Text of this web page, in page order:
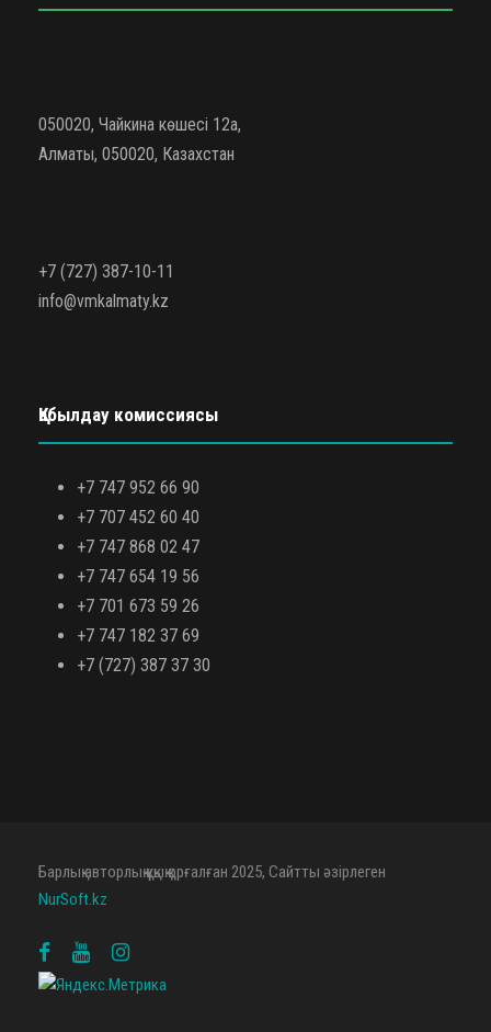
050020, Чайкина көшесі 12а,
Алматы, 050020, Казахстан
+7 (727) 387-10-11
info@vmkalmaty.kz
Қабылдау комиссиясы
+7 747 952 66 90
+7 707 452 60 40
+7 747 868 02 47
+7 747 654 19 56
+7 701 673 59 26
+7 747 182 37 69
+7 (727) 387 37 30
Барлық авторлық құқық қорғалған 2025, Сайтты әзірлеген
NurSoft.kz